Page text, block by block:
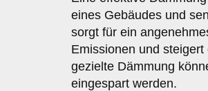
eines Gebäudes und
sorgt für ein
Emissionen und
gezielte Dämmung
eingespart werden.